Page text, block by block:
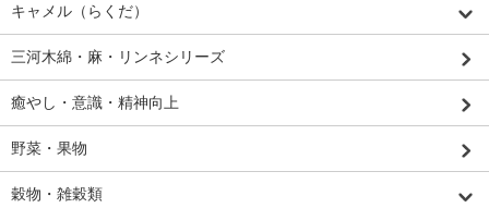
キャメル（らくだ）
三河木綿・麻・リンネシリーズ
癒やし・意識・精神向上
野菜・果物
穀物・雑穀類